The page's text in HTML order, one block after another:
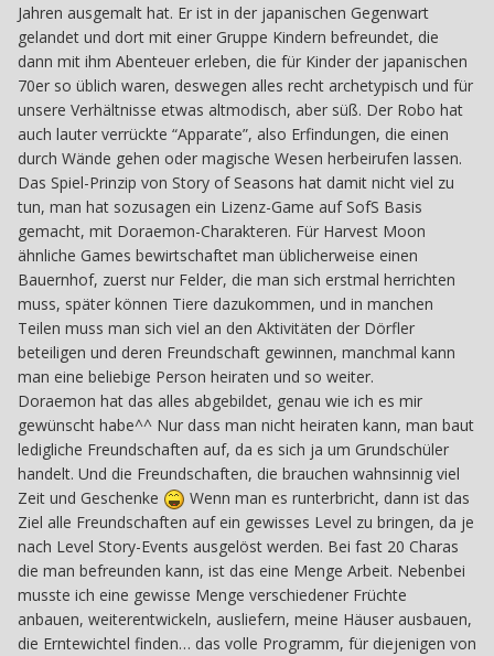
Jahren ausgemalt hat. Er ist in der japanischen Gegenwart
gelandet und dort mit einer Gruppe Kindern befreundet, die
dann mit ihm Abenteuer erleben, die für Kinder der japanischen
70er so üblich waren, deswegen alles recht archetypisch und für
unsere Verhältnisse etwas altmodisch, aber süß. Der Robo hat
auch lauter verrückte “Apparate”, also Erfindungen, die einen
durch Wände gehen oder magische Wesen herbeirufen lassen.
Das Spiel-Prinzip von Story of Seasons hat damit nicht viel zu
tun, man hat sozusagen ein Lizenz-Game auf SofS Basis
gemacht, mit Doraemon-Charakteren. Für Harvest Moon
ähnliche Games bewirtschaftet man üblicherweise einen
Bauernhof, zuerst nur Felder, die man sich erstmal herrichten
muss, später können Tiere dazukommen, und in manchen
Teilen muss man sich viel an den Aktivitäten der Dörfler
beteiligen und deren Freundschaft gewinnen, manchmal kann
man eine beliebige Person heiraten und so weiter.
Doraemon hat das alles abgebildet, genau wie ich es mir
gewünscht habe^^ Nur dass man nicht heiraten kann, man baut
ledigliche Freundschaften auf, da es sich ja um Grundschüler
handelt. Und die Freundschaften, die brauchen wahnsinnig viel
Zeit und Geschenke
Wenn man es runterbricht, dann ist das
Ziel alle Freundschaften auf ein gewisses Level zu bringen, da je
nach Level Story-Events ausgelöst werden. Bei fast 20 Charas
die man befreunden kann, ist das eine Menge Arbeit. Nebenbei
musste ich eine gewisse Menge verschiedener Früchte
anbauen, weiterentwickeln, ausliefern, meine Häuser ausbauen,
die Erntewichtel finden… das volle Programm, für diejenigen von